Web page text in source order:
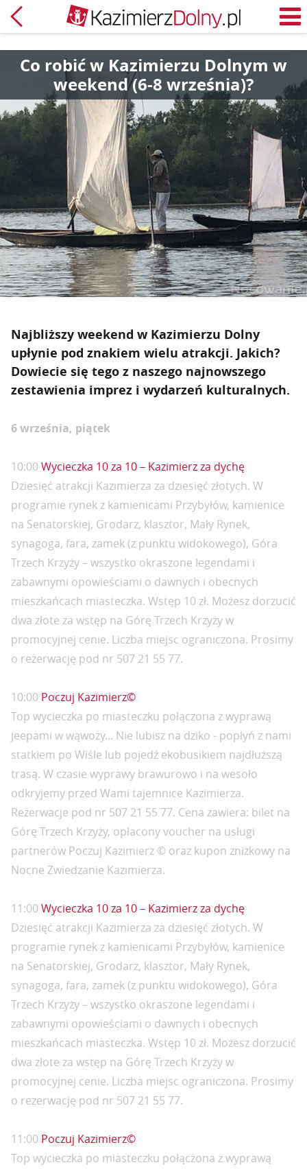
Powrót
Co robić w Kazimierzu Dolnym w
weekend (6-8 września)?
Najbliższy weekend w Kazimierzu Dolny
upłynie pod znakiem wielu atrakcji. Jakich?
Dowiecie się tego z naszego najnowszego
zestawienia imprez i wydarzeń kulturalnych.
6 września, piątek
10:00 Wycieczka 10 za 10 – Kazimierz za dychę
Dziesięć atrakcji Kazimierza za dziesięć złotych. W
programie rynek z kamienicami Przybyłów, kamienice
na Senatorskiej, Grodarz, klasztor, Mały Rynek,
synagoga, fara, zamek (z punktu widokowego), Góra
Trzech Krzyży – wszystko okraszone legendami i
zabawnymi opowieściami o dawnych i obecnych
mieszkańcach miasteczka. Wstęp 10 zł. Możesz dorzucić
dwa złote za wstęp na Górę Trzech Krzyży w
promocyjnej cenie. Liczba miejsc ograniczona. Prosimy
o rezerwację pod nr 507 21 55 77.
10:00 Poczuj Kazimierz©
Top wycieczka po miasteczku połączona z wyprawą
jeepami w wąwozy... Nie lubisz na dziko - popłyń z nami
statkiem po Wiśle lub pojedź ekobusikiem najdłuższą
trasą. W czasie wyprawy brawurowo i na wesoło
odkryjemy przed Wami tajemnice Kazimierza.
Rezerwacje pod nr 507 21 55 77. Cena zawiera: bilet na
Górę Trzech Krzyży, opłacony voucher na usługi
partnerów Poczuj Kazimierz © oraz kupon zniżkowy na
Nocne Zwiedzanie Kazimierza.
11:00 Wycieczka 10 za 10 – Kazimierz za dychę
Dziesięć atrakcji Kazimierza za dziesięć złotych. W
programie rynek z kamienicami Przybyłów, kamienice
na Senatorskiej, Grodarz, klasztor, Mały Rynek,
synagoga, fara, zamek (z punktu widokowego), Góra
Trzech Krzyży – wszystko okraszone legendami i
zabawnymi opowieściami o dawnych i obecnych
mieszkańcach miasteczka. Wstęp 10 zł. Możesz dorzucić
dwa złote za wstęp na Górę Trzech Krzyży w
promocyjnej cenie. Liczba miejsc ograniczona. Prosimy
o rezerwację pod nr 507 21 55 77.
11:00 Poczuj Kazimierz©
Top wycieczka po miasteczku połączona z wyprawą